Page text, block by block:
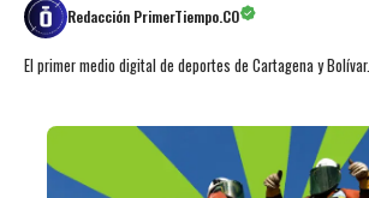
Redacción PrimerTiempo.CO
El primer medio digital de deportes de Cartagena y Bolívar.